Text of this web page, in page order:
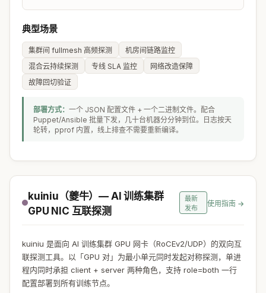
典型场景
集群间 fullmesh 高频探测
机房间链路监控
混合云持续探测
专线 SLA 监控
网络改造保障
故障回切验证
部署方式： 一个 JSON 配置文件 + 一个二进制文件。配合
Puppet/Ansible 批量下发，几十台机器分分钟到位。日志按天
轮转，pprof 内置，线上排查不需要重新编译。
kuiniu（夔牛）— AI 训练集群
GPU NIC 互联探测
最新
发布
使用指南 →
kuiniu 是面向 AI 训练集群 GPU 网卡（RoCEv2/UDP）的双向互
联探测工具。以「GPU 对」为最小单元同时发起对称探测，单进
程内同时承担 client + server 两种角色，支持 role=both 一行
配置部署到所有训练节点。